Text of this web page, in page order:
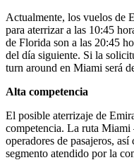
Actualmente, los vuelos de
para aterrizar a las 10:45
de Florida son a las 20:45
del día siguiente. Si la
turn around en Miami será
Alta competencia
El posible aterrizaje de
competencia. La ruta Miami
operadores de pasajeros,
segmento atendido por la